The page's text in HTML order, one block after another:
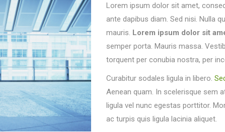
Lorem ipsum dolor sit amet,
ante dapibus diam. Sed nisi. Nulla
mauris. Lorem ipsum dolor sit
semper porta. Mauris massa.
torquent per conubia nostra, per
Curabitur sodales ligula in libero.
Aenean quam. In scelerisque sem
ligula vel nunc egestas porttitor.
ac turpis quis ligula lacinia aliquet.